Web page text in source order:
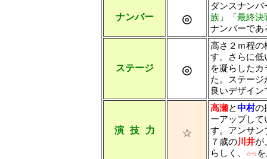
ナンバー ◎
ダンスナン
族 」「最終決
ナンバーであ
ステージ ◎
高さ２ｍ程の
す。さらに低
を凝らした
た。ステー
良いデザイン
演 技 力 ☆
高瀬と中村の
ーアップして
す。アンサン
７歳の川井が
らしく、 ☆☆